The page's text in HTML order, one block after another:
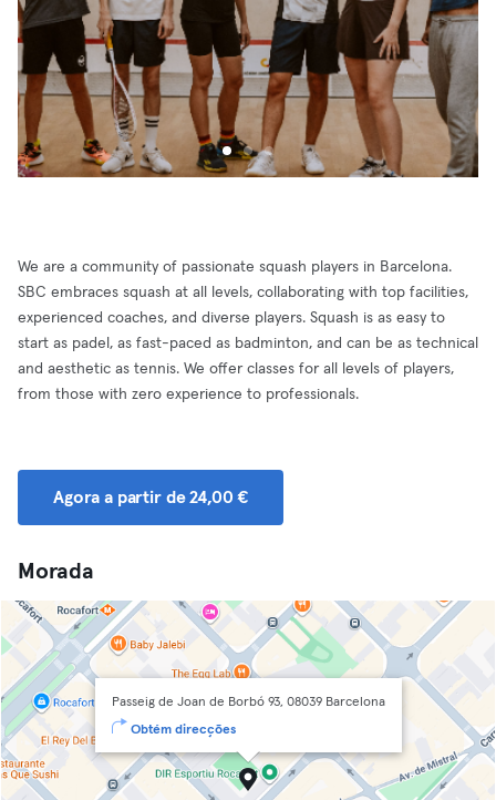
We are a community of passionate squash players in Barcelona.
SBC embraces squash at all levels, collaborating with top facilities,
experienced coaches, and diverse players. Squash is as easy to
start as padel, as fast-paced as badminton, and can be as technical
and aesthetic as tennis. We offer classes for all levels of players,
from those with zero experience to professionals.
Agora a partir de 24,00 €
Morada
Passeig de Joan de Borbó 93, 08039 Barcelona
Obtém direcções